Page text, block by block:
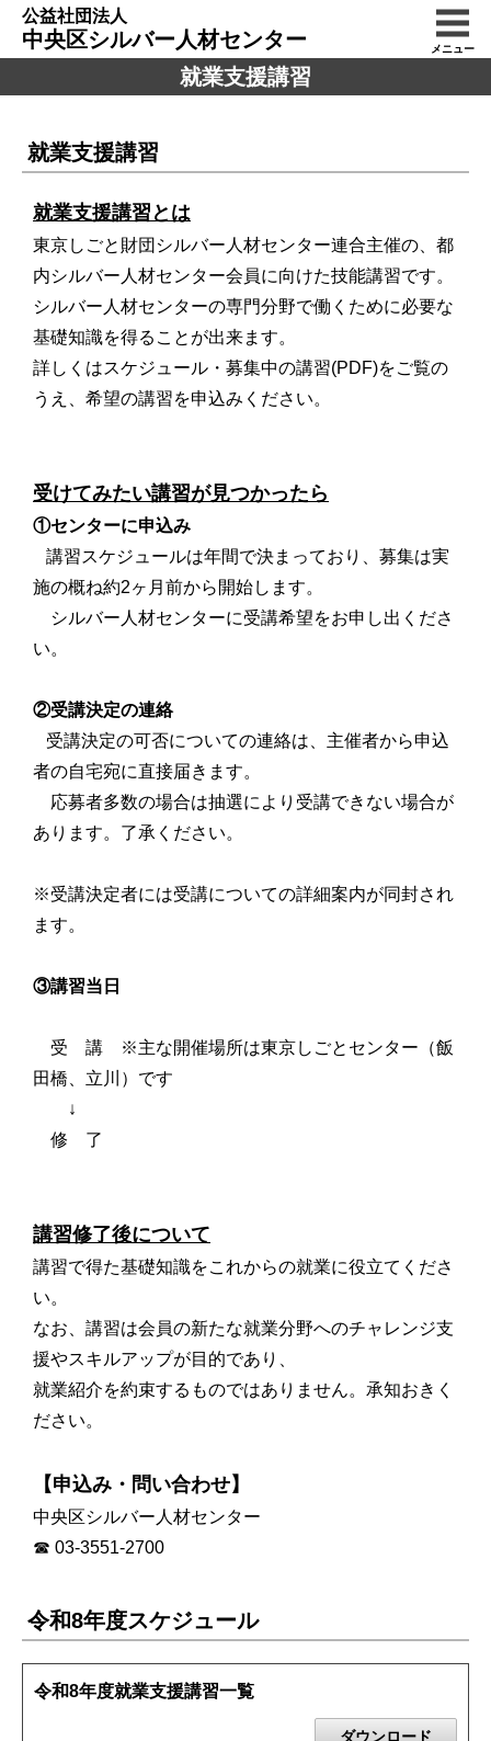
公益社団法人
中央区シルバー人材センター メニュー
就業支援講習
就業支援講習
就業支援講習とは
東京しごと財団シルバー人材センター連合主催の、都
内シルバー人材センター会員に向けた技能講習です。
シルバー人材センターの専門分野で働くために必要な
基礎知識を得ることが出来ます。
詳しくはスケジュール・募集中の講習(PDF)をご覧の
うえ、希望の講習を申込みください。
受けてみたい講習が見つかったら
①センターに申込み
講習スケジュールは年間で決まっており、募集は実
施の概ね約2ヶ月前から開始します。
シルバー人材センターに受講希望をお申し出くださ
い。
②受講決定の連絡
受講決定の可否についての連絡は、主催者から申込
者の自宅宛に直接届きます。
応募者多数の場合は抽選により受講できない場合が
あります。了承ください。
※受講決定者には受講についての詳細案内が同封され
ます。
③講習当日
受 講 ※主な開催場所は東京しごとセンター（飯
田橋、立川）です
↓
修 了
講習修了後について
講習で得た基礎知識をこれからの就業に役立てくださ
い。
なお、講習は会員の新たな就業分野へのチャレンジ支
援やスキルアップが目的であり、
就業紹介を約束するものではありません。承知おきく
ださい。
【申込み・問い合わせ】
中央区シルバー人材センター
☎ 03-3551-2700
令和8年度スケジュール
令和8年度就業支援講習一覧
ダウンロード